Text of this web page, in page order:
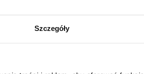
Szczegóły